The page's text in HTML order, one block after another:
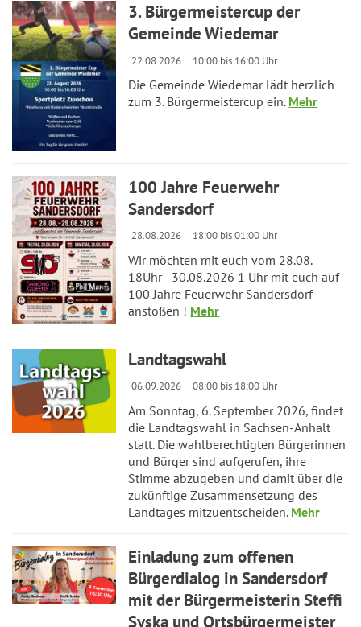
3. Bürgermeistercup der
Gemeinde Wiedemar
22.08.2026 10:00 bis 16:00 Uhr
Die Gemeinde Wiedemar lädt herzlich
zum 3. Bürgermeistercup ein. Mehr
100 Jahre Feuerwehr
Sandersdorf
28.08.2026 18:00 bis 01:00 Uhr
Wir möchten mit euch vom 28.08.
18Uhr - 30.08.2026 1 Uhr mit euch auf
100 Jahre Feuerwehr Sandersdorf
anstoßen ! Mehr
Landtagswahl
06.09.2026 08:00 bis 18:00 Uhr
Am Sonntag, 6. September 2026, findet
die Landtagswahl in Sachsen-Anhalt
statt. Die wahlberechtigten Bürgerinnen
und Bürger sind aufgerufen, ihre
Stimme abzugeben und damit über die
zukünftige Zusammensetzung des
Landtages mitzuentscheiden. Mehr
Einladung zum offenen
Bürgerdialog in Sandersdorf
mit der Bürgermeisterin Steffi
Syska und Ortsbürgermeister